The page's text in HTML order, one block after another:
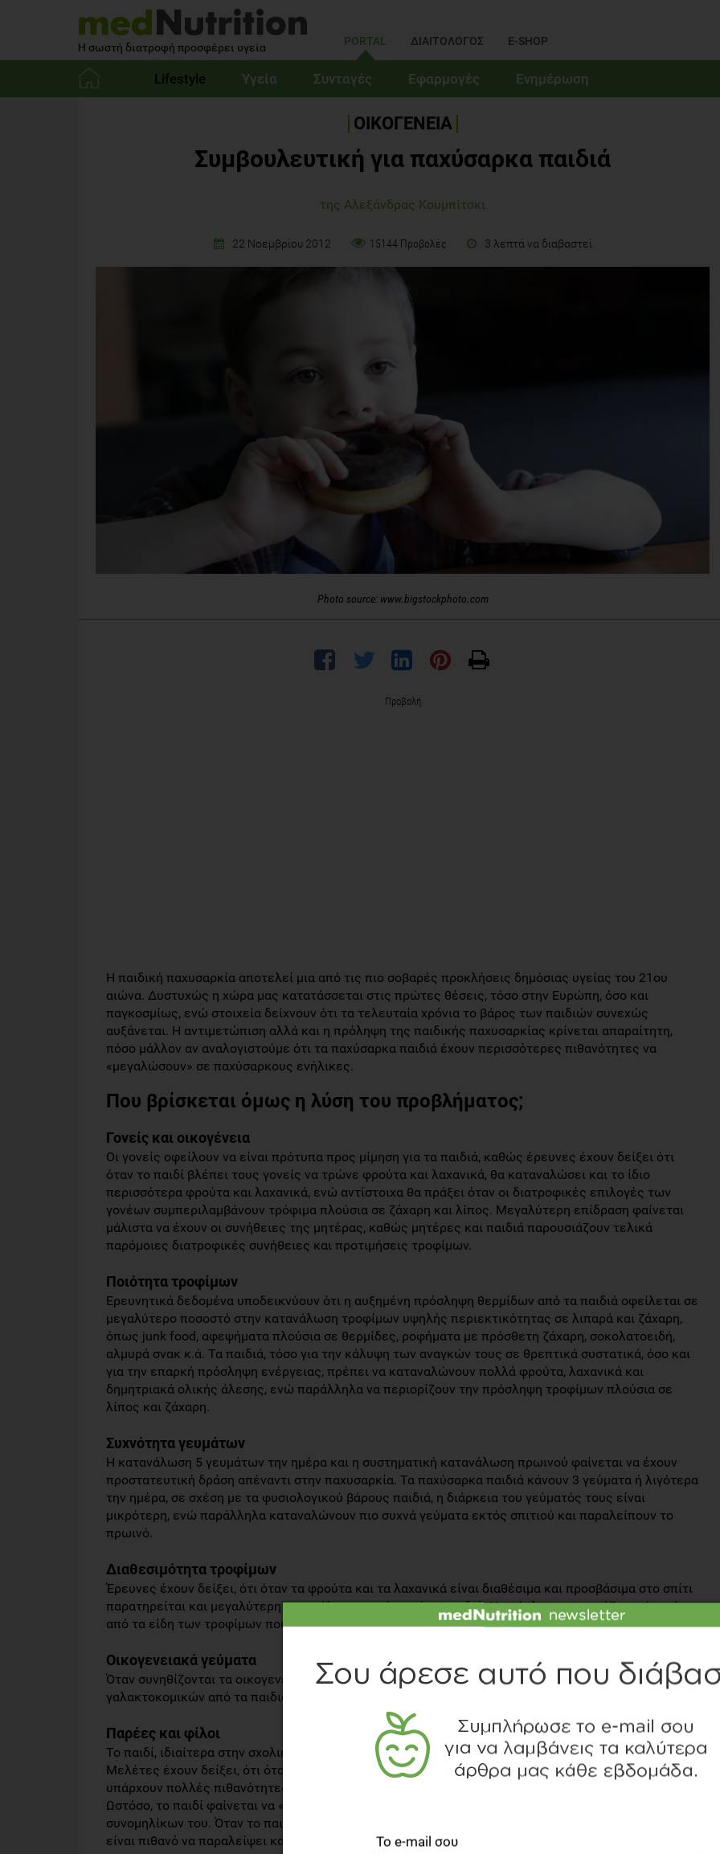
Η σωστή διατροφή προσφέρει υγεία PORTAL ΔΙΑΙΤΟΛΟΓΟΣ E-SHOP
Lifestyle Υγεία Συνταγές Εφαρμογές Ενημέρωση
ΟΙΚΟΓΕΝΕΙΑ
Συμβουλευτική για παχύσαρκα παιδιά
της Αλεξάνδρας Κουμπίτσκι
22 Νοεμβρίου 2012 15144 Προβολές 3 λεπτά να διαβαστεί
Photo source: www.bigstockphoto.com
Προβολή
Η παιδική παχυσαρκία αποτελεί μια από τις πιο σοβαρές προκλήσεις δημόσιας υγείας του 21ου
αιώνα. Δυστυχώς η χώρα μας κατατάσσεται στις πρώτες θέσεις, τόσο στην Ευρώπη, όσο και
παγκοσμίως, ενώ στοιχεία δείχνουν ότι τα τελευταία χρόνια το βάρος των παιδιών συνεχώς
αυξάνεται. Η αντιμετώπιση αλλά και η πρόληψη της παιδικής παχυσαρκίας κρίνεται απαραίτητη,
πόσο μάλλον αν αναλογιστούμε ότι τα παχύσαρκα παιδιά έχουν περισσότερες πιθανότητες να
«μεγαλώσουν» σε παχύσαρκους ενήλικες.
Που βρίσκεται όμως η λύση του προβλήματος;
Γονείς και οικογένεια
Οι γονείς οφείλουν να είναι πρότυπα προς μίμηση για τα παιδιά, καθώς έρευνες έχουν δείξει ότι
όταν το παιδί βλέπει τους γονείς να τρώνε φρούτα και λαχανικά, θα καταναλώσει και το ίδιο
περισσότερα φρούτα και λαχανικά, ενώ αντίστοιχα θα πράξει όταν οι διατροφικές επιλογές των
γονέων συμπεριλαμβάνουν τρόφιμα πλούσια σε ζάχαρη και λίπος. Μεγαλύτερη επίδραση φαίνεται
μάλιστα να έχουν οι συνήθειες της μητέρας, καθώς μητέρες και παιδιά παρουσιάζουν τελικά
παρόμοιες διατροφικές συνήθειες και προτιμήσεις τροφίμων.
Ποιότητα τροφίμων
Ερευνητικά δεδομένα υποδεικνύουν ότι η αυξημένη πρόσληψη θερμίδων από τα παιδιά οφείλεται σε
μεγαλύτερο ποσοστό στην κατανάλωση τροφίμων υψηλής περιεκτικότητας σε λιπαρά και ζάχαρη,
όπως junk food, αφεψήματα πλούσια σε θερμίδες, ροφήματα με πρόσθετη ζάχαρη, σοκολατοειδή,
αλμυρά σνακ κ.ά. Τα παιδιά, τόσο για την κάλυψη των αναγκών τους σε θρεπτικά συστατικά, όσο και
για την επαρκή πρόσληψη ενέργειας, πρέπει να καταναλώνουν πολλά φρούτα, λαχανικά και
δημητριακά ολικής άλεσης, ενώ παράλληλα να περιορίζουν την πρόσληψη τροφίμων πλούσια σε
λίπος και ζάχαρη.
Συχνότητα γευμάτων
Η κατανάλωση 5 γευμάτων την ημέρα και η συστηματική κατανάλωση πρωινού φαίνεται να έχουν
προστατευτική δράση απέναντι στην παχυσαρκία. Τα παχύσαρκα παιδιά κάνουν 3 γεύματα ή λιγότερα
την ημέρα, σε σχέση με τα φυσιολογικού βάρους παιδιά, η διάρκεια του γεύματός τους είναι
μικρότερη, ενώ παράλληλα καταναλώνουν πιο συχνά γεύματα εκτός σπιτιού και παραλείπουν το
πρωινό.
Διαθεσιμότητα τροφίμων
Έρευνες έχουν δείξει, ότι όταν τα φρούτα και τα λαχανικά είναι διαθέσιμα και προσβάσιμα στο σπίτι
παρατηρείται και μεγαλύτερη κατανάλωση αυτών από τα παιδιά. Η πρόσληψη επηρεάζεται όχι μόνο
από τα είδη των τροφίμων που υπάρχουν στο σπίτι, αλλά και από την διαθέσιμη ποσότητα αυτών.
Οικογενειακά γεύματα
Όταν συνηθίζονται τα οικογενειακά γεύματα αυξάνεται η κατανάλωση φρούτων, λαχανικών και
γαλακτοκομικών από τα παιδιά, ενώ μειώνονται οι πιθανότητες παράλειψης πρωινού.
Παρέες και φίλοι
Το παιδί, ιδιαίτερα στην σχολική ηλικία, δέχεται πολλές επιρροές από φίλους και συμμαθητές.
Μελέτες έχουν δείξει, ότι όταν τα παιδιά βλέπουν τον φίλο τους να τρώει ένα λαχανικό, τότε
υπάρχουν πολλές πιθανότητες να το καταναλώσουν και τα ίδια, ακόμα κι αν αρχικά δεν τους άρεσε.
Ωστόσο, το παιδί φαίνεται να «αντιγράφει» και τις ανθυγιεινές επιλογές και συνήθειες των
συνομηλίκων του. Όταν το παιδί αντιλαμβάνεται ότι ο καλύτερος φίλος του παραλείπει γεύματα
είναι πιθανό να παραλείψει και αυτό το μεσημεριανό του γεύμα.